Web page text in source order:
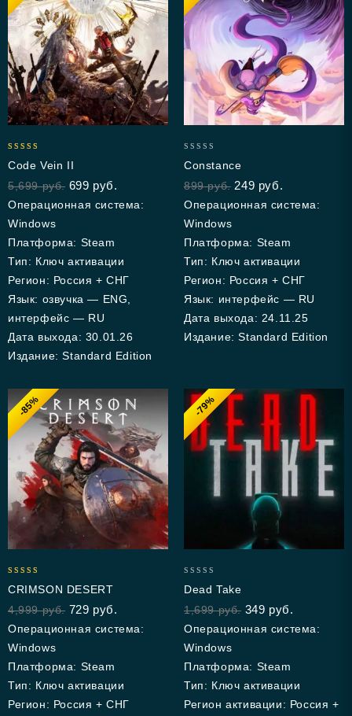
out of 5
Code Vein II
5,699руб. 699 руб.
Операционная система:
Windows
Платформа: Steam
Тип: Ключ активации
Регион: Россия + СНГ
Язык: озвучка — ENG,
интерфейс — RU
Дата выхода: 30.01.26
Издание: Standard Edition
out
of
5
Constance
899руб. 249 руб.
Операционная система:
Windows
Платформа: Steam
Тип: Ключ активации
Регион: Россия + СНГ
Язык: интерфейс — RU
Дата выхода: 24.11.25
Издание: Standard Edition
-85%
out of 5
CRIMSON DESERT
4,999руб. 729 руб.
Операционная система:
Windows
Платформа: Steam
Тип: Ключ активации
Регион: Россия + СНГ
-79%
out
of
5
Dead Take
1,699руб. 349 руб.
Операционная система:
Windows
Платформа: Steam
Тип: Ключ активации
Регион активации: Россия +